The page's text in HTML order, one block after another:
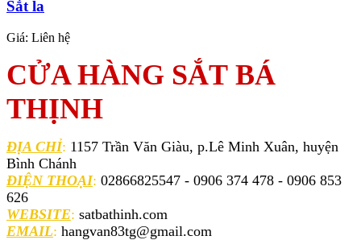
Sắt la
Giá: Liên hệ
CỬA HÀNG SẮT BÁ
THỊNH
ĐỊA CHỈ: 1157 Trần Văn Giàu, p.Lê Minh Xuân, huyện
Bình Chánh
ĐIỆN THOẠI: 02866825547 - 0906 374 478 - 0906 853
626
WEBSITE: satbathinh.com
EMAIL: hangvan83tg@gmail.com